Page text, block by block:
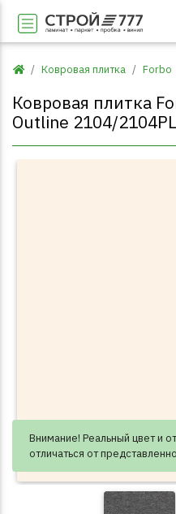
Ковровая плитка Forbo
Ковровая плитка
Outline 2104/
Внимание! Реальный цвет и
отличаться от